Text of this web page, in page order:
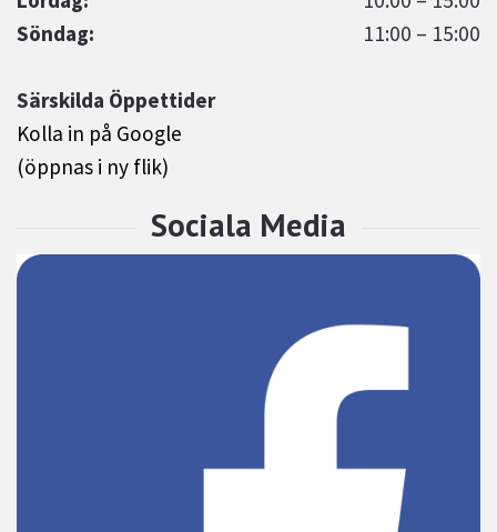
Söndag:
11:00 – 15:00
Särskilda Öppettider
Kolla in på Google
(öppnas i ny flik)